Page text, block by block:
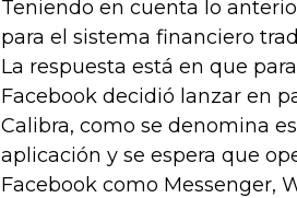
Teniendo en cuenta lo
para el sistema financiero
La respuesta está en que
Facebook decidió lanzar en
Calibra, como se denomina
aplicación y se espera que
Facebook como Messenger,